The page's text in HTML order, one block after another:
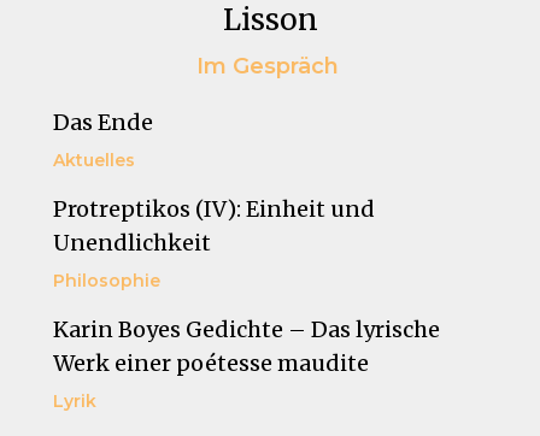
Lisson
Im Gespräch
Das Ende
Aktuelles
Protreptikos (IV): Einheit und
Unendlichkeit
Philosophie
Karin Boyes Gedichte – Das lyrische
Werk einer poétesse maudite
Lyrik